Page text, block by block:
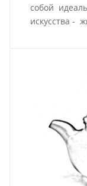
собой
искусства -